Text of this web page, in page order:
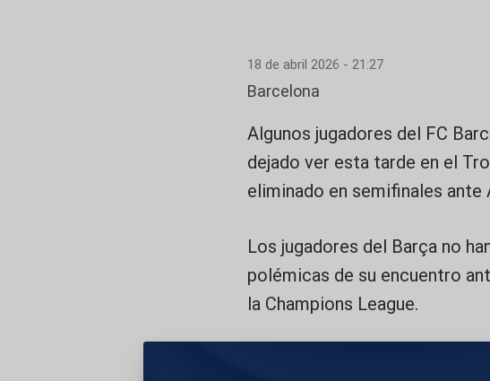
18 de abril 2026 - 21:27
Barcelona
Algunos jugadores del FC
dejado ver esta tarde en el
eliminado en semifinales ante
Los jugadores del Barça no
polémicas de su encuentro
la Champions League.